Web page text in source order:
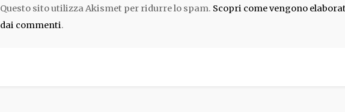
Questo sito utilizza Akismet per ridurre lo spam. Scopri come vengono
dai commenti.